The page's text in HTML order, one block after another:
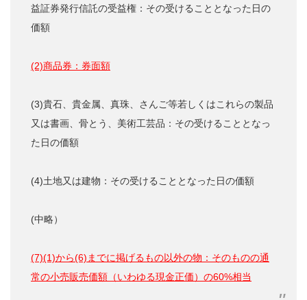
益証券発行信託の受益権：その受けることとなった日の
価額
(2)商品券：券面額
(3)貴石、貴金属、真珠、さんご等若しくはこれらの製品
又は書画、骨とう、美術工芸品：その受けることとなっ
た日の価額
(4)土地又は建物：その受けることとなった日の価額
(中略）
(7)(1)から(6)までに掲げるもの以外の物：そのものの通
常の小売販売価額（いわゆる現金正価）の60%相当